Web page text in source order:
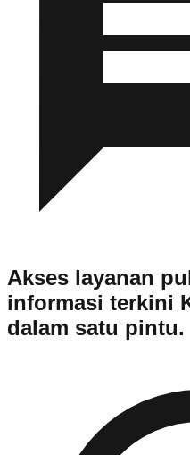
Akses layanan
informasi terkini
dalam satu pintu.